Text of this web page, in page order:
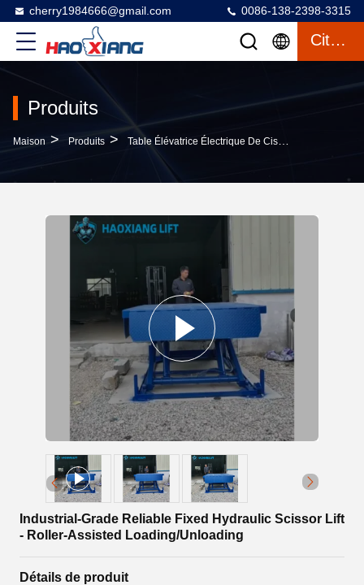
cherry1984666@gmail.com 0086-138-2398-3315
Citation
Produits
Maison > Produits > Table Élévatrice Électrique De Ciseaux
Industrial-Grade Reliable Fixed Hydraulic Scissor Lift
- Roller-Assisted Loading/Unloading
Détails de produit